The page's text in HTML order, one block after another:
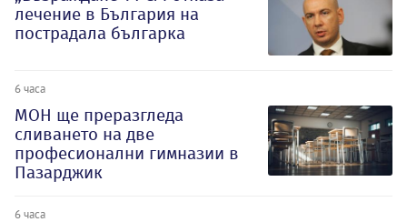
лечение в България на
пострадала българка
6 часа
МОН ще преразгледа
сливането на две
професионални гимназии в
Пазарджик
6 часа